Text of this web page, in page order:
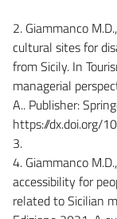
2. Giammanco
cultural sites for
from Sicily. In
managerial
A.. Publisher:
https://dx.doi.org/
3.
4. Giammanco
accessibility for
related to Sicilian